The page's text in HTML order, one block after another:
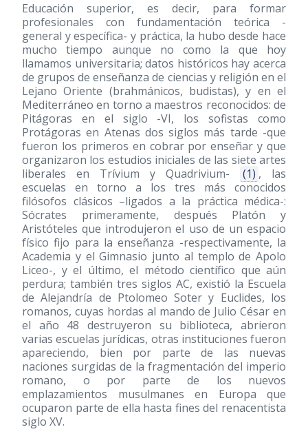
Educación superior, es decir, para formar
profesionales con fundamentación teórica -
general y específica- y práctica, la hubo desde hace
mucho tiempo aunque no como la que hoy
llamamos universitaria; datos históricos hay acerca
de grupos de enseñanza de ciencias y religión en el
Lejano Oriente (brahmánicos, budistas), y en el
Mediterráneo en torno a maestros reconocidos: de
Pitágoras en el siglo -VI, los sofistas como
Protágoras en Atenas dos siglos más tarde -que
fueron los primeros en cobrar por enseñar y que
organizaron los estudios iniciales de las siete artes
liberales en Trívium y Quadrivium-
(1) , las
escuelas en torno a los tres más conocidos
filósofos clásicos –ligados a la práctica médica-:
Sócrates primeramente, después Platón y
Aristóteles que introdujeron el uso de un espacio
físico fijo para la enseñanza -respectivamente, la
Academia y el Gimnasio junto al templo de Apolo
Liceo-, y el último, el método científico que aún
perdura; también tres siglos AC, existió la Escuela
de Alejandría de Ptolomeo Soter y Euclides, los
romanos, cuyas hordas al mando de Julio César en
el año 48 destruyeron su biblioteca, abrieron
varias escuelas jurídicas, otras instituciones fueron
apareciendo, bien por parte de las nuevas
naciones surgidas de la fragmentación del imperio
romano, o por parte de los nuevos
emplazamientos musulmanes en Europa que
ocuparon parte de ella hasta fines del renacentista
siglo XV.